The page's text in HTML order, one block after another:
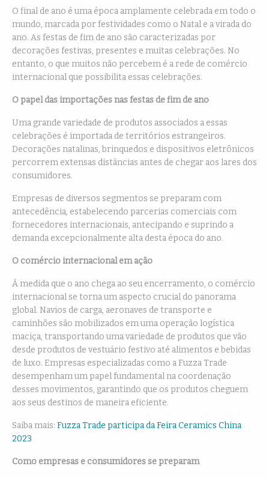
O final de ano é uma época amplamente celebrada em todo o
mundo, marcada por festividades como o Natal e a virada do
ano. As festas de fim de ano são caracterizadas por
decorações festivas, presentes e muitas celebrações. No
entanto, o que muitos não percebem é a rede de comércio
internacional que possibilita essas celebrações.
O papel das importações nas festas de fim de ano
Uma grande variedade de produtos associados a essas
celebrações é importada de territórios estrangeiros.
Decorações natalinas, brinquedos e dispositivos eletrônicos
percorrem extensas distâncias antes de chegar aos lares dos
consumidores.
Empresas de diversos segmentos se preparam com
antecedência, estabelecendo parcerias comerciais com
fornecedores internacionais, antecipando e suprindo a
demanda excepcionalmente alta desta época do ano.
O comércio internacional em ação
À medida que o ano chega ao seu encerramento, o comércio
internacional se torna um aspecto crucial do panorama
global. Navios de carga, aeronaves de transporte e
caminhões são mobilizados em uma operação logística
maciça, transportando uma variedade de produtos que vão
desde produtos de vestuário festivo até alimentos e bebidas
de luxo. Empresas especializadas como a Fuzza Trade
desempenham um papel fundamental na coordenação
desses movimentos, garantindo que os produtos cheguem
aos seus destinos de maneira eficiente.
Saiba mais: Fuzza Trade participa da Feira Ceramics China
2023
Como empresas e consumidores se preparam